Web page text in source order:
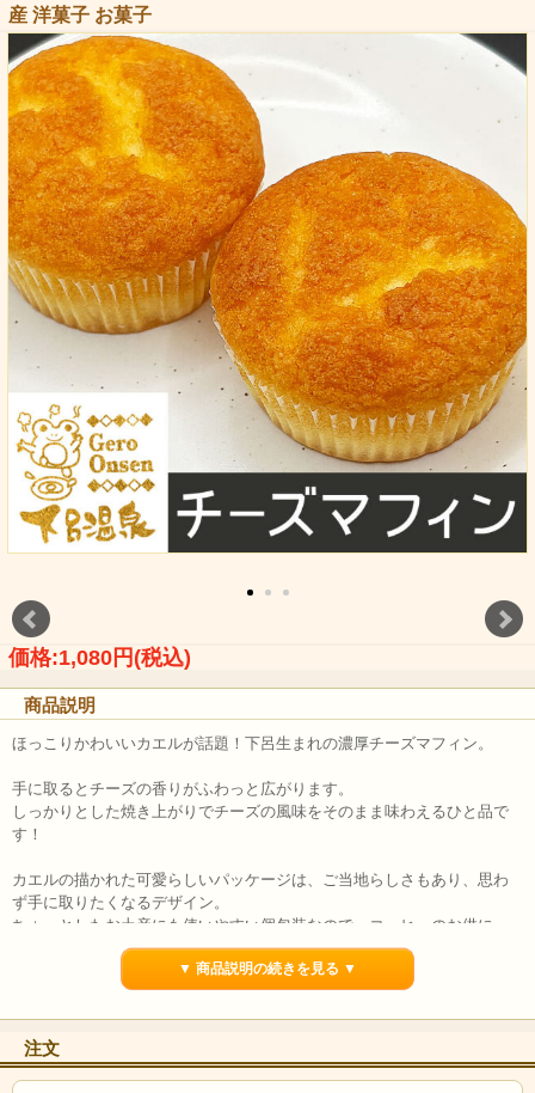
産 洋菓子 お菓子
価格:1,080円(税込)
商品説明
ほっこりかわいいカエルが話題！下呂生まれの濃厚チーズマフィン。
手に取るとチーズの香りがふわっと広がります。
しっかりとした焼き上がりでチーズの風味をそのまま味わえるひと品で
す！
カエルの描かれた可愛らしいパッケージは、ご当地らしさもあり、思わ
ず手に取りたくなるデザイン。
ちょっとしたお土産にも使いやすい個包装なので、コーヒーのお供に
も、職場への手土産にも。
商品詳細
▼ 商品説明の続きを見る ▼
注文